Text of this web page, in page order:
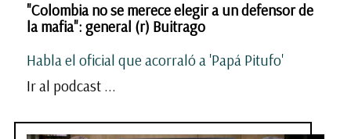
"Colombia no se merece elegir a un defensor de
la mafia": general (r) Buitrago
Habla el oficial que acorraló a 'Papá Pitufo'
Ir al podcast ...